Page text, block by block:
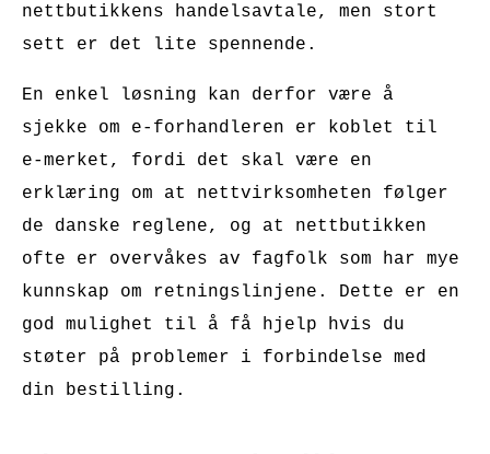
nettbutikkens handelsavtale, men stort
sett er det lite spennende.
En enkel løsning kan derfor være å
sjekke om e-forhandleren er koblet til
e-merket, fordi det skal være en
erklæring om at nettvirksomheten følger
de danske reglene, og at nettbutikken
ofte er overvåkes av fagfolk som har mye
kunnskap om retningslinjene. Dette er en
god mulighet til å få hjelp hvis du
støter på problemer i forbindelse med
din bestilling.